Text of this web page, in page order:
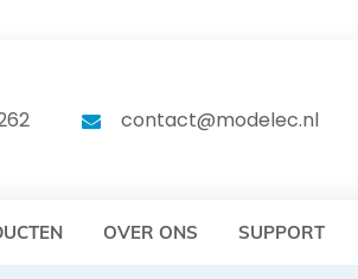
contact@modelec.nl
OVER ONS SUPPORT